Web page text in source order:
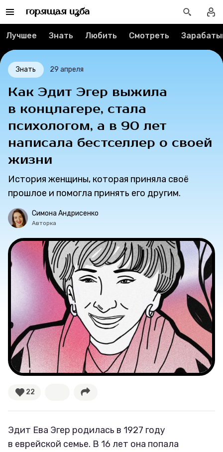
Лучшее
Тесты
Секспросвет
Великие женщины
Тренды
Рецепты
Ваши истории
Лучшее Знать Любить Смотреть
Знать 29 апреля
Как Эдит Эгер выжила
в концлагере, стала
психологом, а в 90 лет
написала бестселлер о своей
жизни
История женщины, которая приняла своё
прошлое и помогла принять его другим.
Симона Андрисенко
Авторка
22
Эдит Ева Эгер родилась в 1927 году
в еврейской семье. В 16 лет она попала